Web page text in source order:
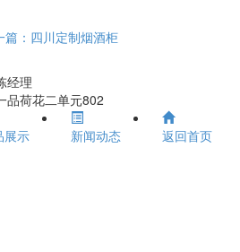
篇：四川定制烟酒柜
经理
品荷花二单元802
展示 新闻动态 返回首页